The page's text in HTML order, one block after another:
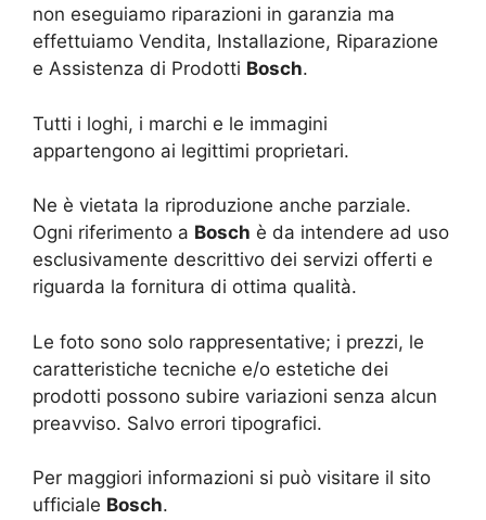
non eseguiamo riparazioni in garanzia ma
effettuiamo Vendita, Installazione, Riparazione
e Assistenza di Prodotti Bosch.
Tutti i loghi, i marchi e le immagini
appartengono ai legittimi proprietari.
Ne è vietata la riproduzione anche parziale.
Ogni riferimento a Bosch è da intendere ad uso
esclusivamente descrittivo dei servizi offerti e
riguarda la fornitura di ottima qualità.
Le foto sono solo rappresentative; i prezzi, le
caratteristiche tecniche e/o estetiche dei
prodotti possono subire variazioni senza alcun
preavviso. Salvo errori tipografici.
Per maggiori informazioni si può visitare il sito
ufficiale Bosch.